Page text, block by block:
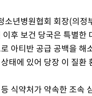
소년병원협회 회장(의
후 보건 당국은 특별
아티반 공급 공백을
태에 있어 당장 이 질
식약처가 약속한 조속